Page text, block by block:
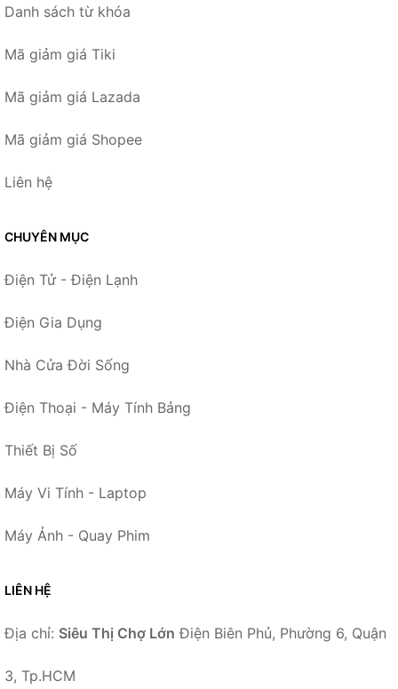
Danh sách từ khóa
Mã giảm giá Tiki
Mã giảm giá Lazada
Mã giảm giá Shopee
Liên hệ
CHUYÊN MỤC
Điện Tử - Điện Lạnh
Điện Gia Dụng
Nhà Cửa Đời Sống
Điện Thoại - Máy Tính Bảng
Thiết Bị Số
Máy Vi Tính - Laptop
Máy Ảnh - Quay Phim
LIÊN HỆ
Địa chỉ: Siêu Thị Chợ Lớn Điện Biên Phủ, Phường 6, Quận
3, Tp.HCM